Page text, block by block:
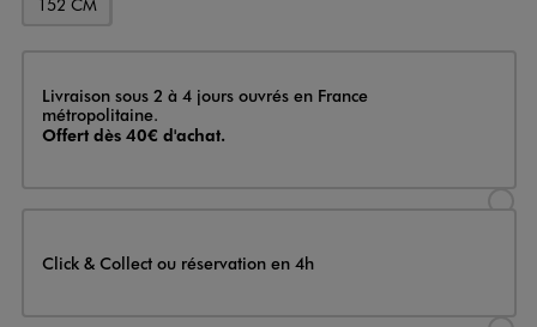
Livraison
Livraison sous 2 à 4 jours ouvrés en France
métropolitaine.
Offert dès 40€ d'achat.
Click & Collect ou réservation en 4h